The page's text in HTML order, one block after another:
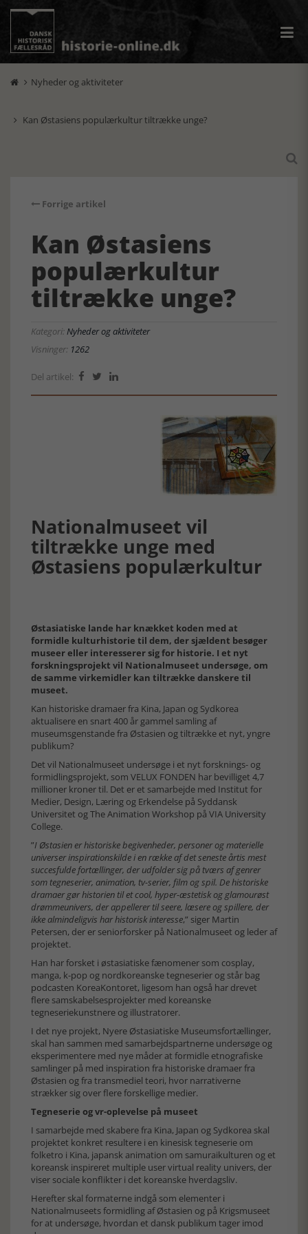
 Nyheder og aktiviteter
 Kan Østasiens populærkultur tiltrække unge?

Forrige artikel
Kan Østasiens
populærkultur
tiltrække unge?
Kategori:Nyheder og aktiviteter
Visninger: 1262
Del artikel:   
Nationalmuseet vil
tiltrække unge med
Østasiens populærkultur
Østasiatiske lande har knækket koden med at
formidle kulturhistorie til dem, der sjældent besøger
museer eller interesserer sig for historie. I et nyt
forskningsprojekt vil Nationalmuseet undersøge, om
de samme virkemidler kan tiltrække danskere til
museet.
Kan historiske dramaer fra Kina, Japan og Sydkorea
aktualisere en snart 400 år gammel samling af
museumsgenstande fra Østasien og tiltrække et nyt, yngre
publikum?
Det vil Nationalmuseet undersøge i et nyt forsknings- og
formidlingsprojekt, som VELUX FONDEN har bevilliget 4,7
millioner kroner til. Det er et samarbejde med Institut for
Medier, Design, Læring og Erkendelse på Syddansk
Universitet og The Animation Workshop på VIA University
College.
”I Østasien er historiske begivenheder, personer og materielle
universer inspirationskilde i en række af det seneste årtis mest
succesfulde fortællinger, der udfolder sig på tværs af genrer
som tegneserier, animation, tv-serier, film og spil. De historiske
dramaer gør historien til et cool, hyper-æstetisk og glamourøst
drømmeunivers, der appellerer til seere, læsere og spillere, der
ikke almindeligvis har historisk interesse,” siger Martin
Petersen, der er seniorforsker på Nationalmuseet og leder af
projektet.
Han har forsket i østasiatiske fænomener som cosplay,
manga, k-pop og nordkoreanske tegneserier og står bag
podcasten KoreaKontoret, ligesom han også har drevet
flere samskabelsesprojekter med koreanske
tegneseriekunstnere og illustratorer.
I det nye projekt, Nyere Østasiatiske Museumsfortællinger,
skal han sammen med samarbejdspartnerne undersøge og
eksperimentere med nye måder at formidle etnografiske
samlinger på med inspiration fra historiske dramaer fra
Østasien og fra transmediel teori, hvor narrativerne
strækker sig over flere forskellige medier.
Tegneserie og vr-oplevelse på museet
I samarbejde med skabere fra Kina, Japan og Sydkorea skal
projektet konkret resultere i en kinesisk tegneserie om
folketro i Kina, japansk animation om samuraikulturen og et
koreansk inspireret multiple user virtual reality univers, der
viser sociale konflikter i det koreanske hverdagsliv.
Herefter skal formaterne indgå som elementer i
Nationalmuseets formidling af Østasien og på Krigsmuseet
for at undersøge, hvordan et dansk publikum tager imod